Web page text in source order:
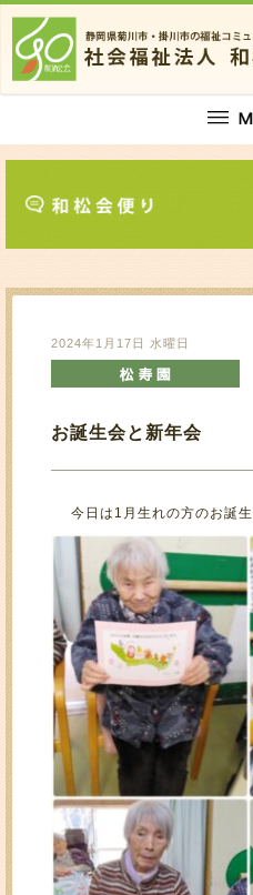
2024年1月17日 水曜日
お誕生会と新年会
今日は1月生れの方のお誕